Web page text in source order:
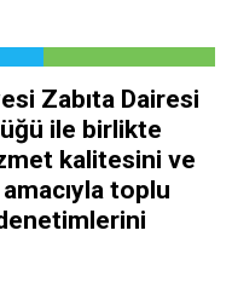
Zabıta Dairesi
ile birlikte
kalitesini ve
toplu